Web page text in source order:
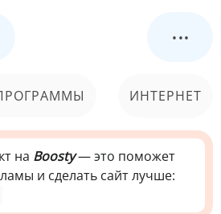
...
ИНТЕРНЕТ
СИСТЕМА
на Boosty— это поможет
и сделать сайт лучше: